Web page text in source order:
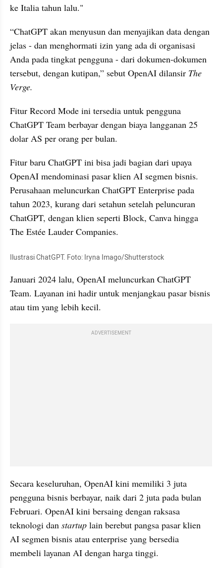
ke Italia tahun lalu."
“ChatGPT akan menyusun dan menyajikan data dengan
jelas - dan menghormati izin yang ada di organisasi
Anda pada tingkat pengguna - dari dokumen-dokumen
tersebut, dengan kutipan,” sebut OpenAI dilansir The
Verge.
Fitur Record Mode ini tersedia untuk pengguna
ChatGPT Team berbayar dengan biaya langganan 25
dolar AS per orang per bulan.
Fitur baru ChatGPT ini bisa jadi bagian dari upaya
OpenAI mendominasi pasar klien AI segmen bisnis.
Perusahaan meluncurkan ChatGPT Enterprise pada
tahun 2023, kurang dari setahun setelah peluncuran
ChatGPT, dengan klien seperti Block, Canva hingga
The Estée Lauder Companies.
Ilustrasi ChatGPT. Foto: Iryna Imago/Shutterstock
Januari 2024 lalu, OpenAI meluncurkan ChatGPT
Team. Layanan ini hadir untuk menjangkau pasar bisnis
atau tim yang lebih kecil.
ADVERTISEMENT
Secara keseluruhan, OpenAI kini memiliki 3 juta
pengguna bisnis berbayar, naik dari 2 juta pada bulan
Februari. OpenAI kini bersaing dengan raksasa
teknologi dan startup lain berebut pangsa pasar klien
AI segmen bisnis atau enterprise yang bersedia
membeli layanan AI dengan harga tinggi.